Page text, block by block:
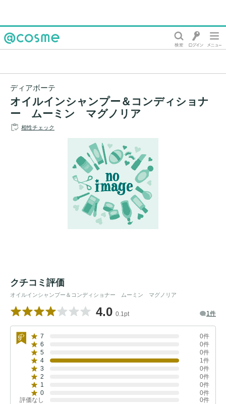
ディアボーテ
オイルインシャンプー＆コンディショナ
ー ムーミン マグノリア
相性チェック
クチコミ評価
オイルインシャンプー＆コンディショナー ムーミン マグノリア
4.0 0.1pt 1件
7
0件
6
0件
5
0件
4
1件
3
0件
2
0件
1
0件
0
0件
評価なし
0件